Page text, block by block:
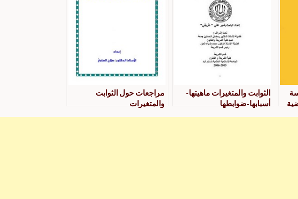
الثوابت والمتغيرات ماهيتها-
أسبابها-ضوابطها
مراجعات حول الثوابت
والمتغيرات